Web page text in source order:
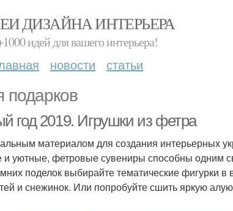
ДИЗАЙНА ИНТЕРЬЕРА
идей для вашего интерьера!
новости статьи
подарков
год 2019. Игрушки из фетра
материалом для создания интерьерных
уютные, фетровые сувениры способны одним
поделок выбирайте тематические фигурки в
и снежинок. Или попробуйте сшить яркую